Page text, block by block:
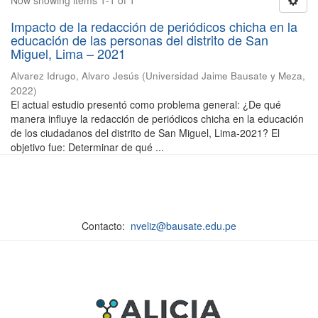
Impacto de la redacción de periódicos chicha en la
educación de las personas del distrito de San
Miguel, Lima – 2021
Alvarez Idrugo, Alvaro Jesús (Universidad Jaime Bausate y Meza,
2022)
El actual estudio presentó como problema general: ¿De qué
manera influye la redacción de periódicos chicha en la educación
de los ciudadanos del distrito de San Miguel, Lima-2021? El
objetivo fue: Determinar de qué ...
Contacto: nveliz@bausate.edu.pe